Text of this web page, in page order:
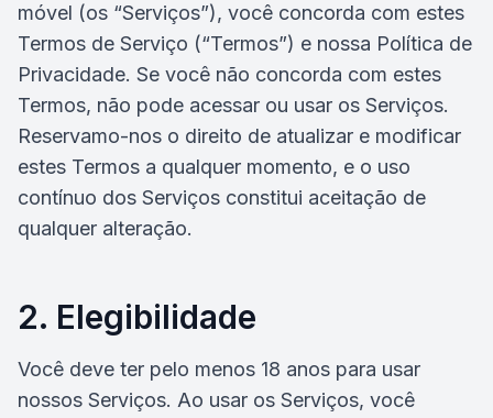
móvel (os “Serviços”), você concorda com estes
Termos de Serviço (“Termos”) e nossa Política de
Privacidade. Se você não concorda com estes
Termos, não pode acessar ou usar os Serviços.
Reservamo-nos o direito de atualizar e modificar
estes Termos a qualquer momento, e o uso
contínuo dos Serviços constitui aceitação de
qualquer alteração.
2. Elegibilidade
Você deve ter pelo menos 18 anos para usar
nossos Serviços. Ao usar os Serviços, você